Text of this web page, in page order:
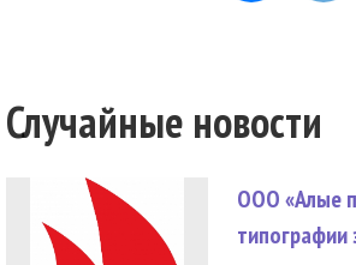
Случайные новости
ООО «Алые
типографии